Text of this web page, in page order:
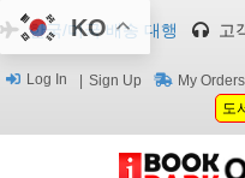
한국/미국 배송 대행 고
Log In Sign Up My Orders
도
KO